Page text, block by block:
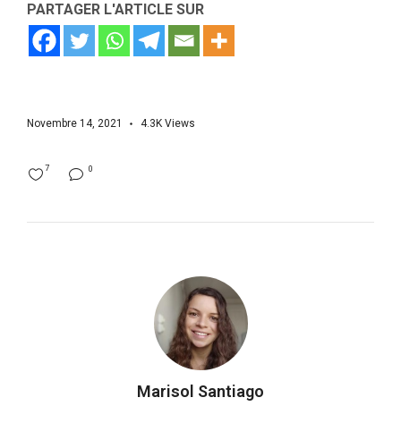
PARTAGER L'ARTICLE SUR
Novembre 14, 2021 4.3K Views
0
7
Marisol Santiago